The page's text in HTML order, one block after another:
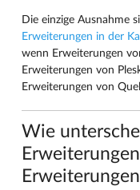
Die einzige Ausnahme
Erweiterungen in der
wenn Erweiterungen
Erweiterungen von
Erweiterungen von
Wie